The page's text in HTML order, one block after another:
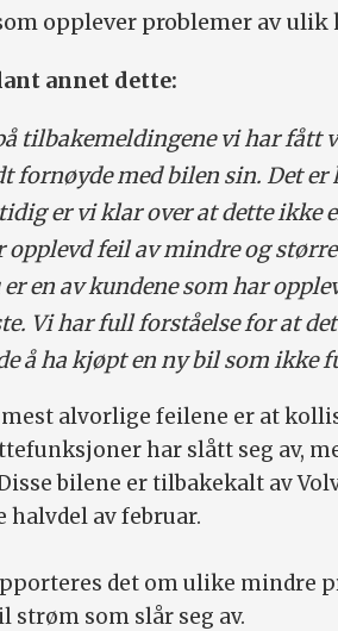
opplever problemer av ulik
annet dette:
tilbakemeldingene vi har fått
fornøyde med bilen sin. Det
er vi klar over at dette ikke
opplevd feil av mindre og
en av kundene som har
Vi har full forståelse for at
å ha kjøpt en ny bil som ikke
mest alvorlige feilene er at
har slått seg av,
bilene er tilbakekalt av
halvdel av februar.
det om ulike mindre
strøm som slår seg av.